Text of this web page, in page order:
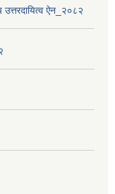
उत्तरदायित्व ऐन_२०८२